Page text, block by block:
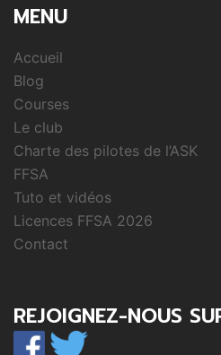
MENU
Accueil
Blog
Courses
Le club
Charte des pilotes de l’ASK
FFSA
Tuto et vidéos
Licences FFSA 2026
Contact
REJOIGNEZ-NOUS